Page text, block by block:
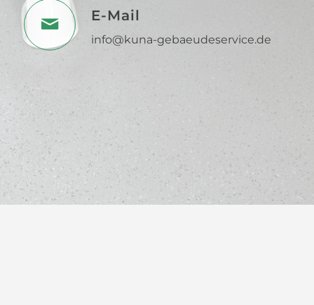
E-Mail
info@kuna-gebaeudeservice.de